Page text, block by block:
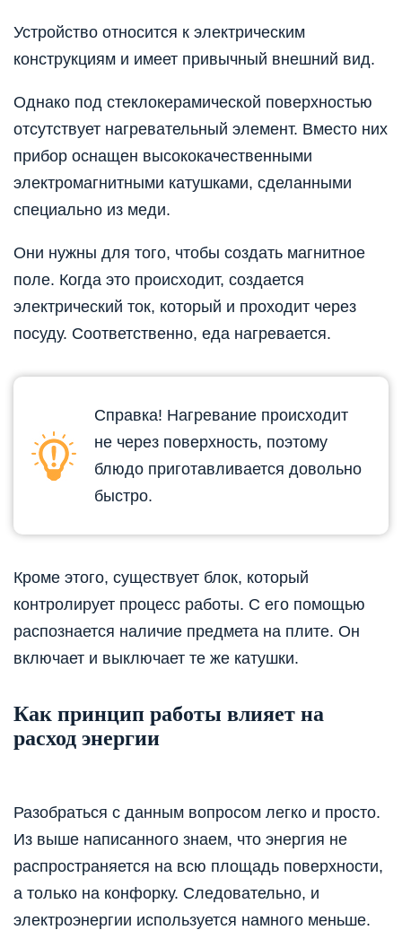
Устройство относится к электрическим
конструкциям и имеет привычный внешний вид.
Однако под стеклокерамической поверхностью
отсутствует нагревательный элемент. Вместо них
прибор оснащен высококачественными
электромагнитными катушками, сделанными
специально из меди.
Они нужны для того, чтобы создать магнитное
поле. Когда это происходит, создается
электрический ток, который и проходит через
посуду. Соответственно, еда нагревается.
Справка! Нагревание происходит
не через поверхность, поэтому
блюдо приготавливается довольно
быстро.
Кроме этого, существует блок, который
контролирует процесс работы. С его помощью
распознается наличие предмета на плите. Он
включает и выключает те же катушки.
Как принцип работы влияет на
расход энергии
Разобраться с данным вопросом легко и просто.
Из выше написанного знаем, что энергия не
распространяется на всю площадь поверхности,
а только на конфорку. Следовательно, и
электроэнергии используется намного меньше.